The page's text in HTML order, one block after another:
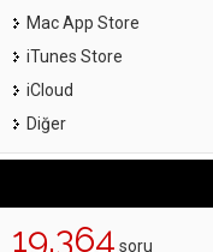
Mac App Store
iTunes Store
iCloud
Diğer
19,364 soru